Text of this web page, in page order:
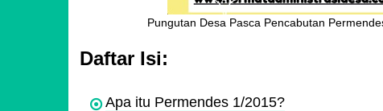
Pungutan Desa Pasca Pencabutan
Daftar Isi:
Apa itu Permendes 1/2015?